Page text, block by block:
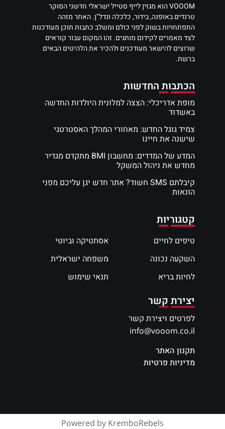
VOOOM הוא מגזין לייף סטייל ישראלי חדשני הסוקר
טרנדים באופנה, בידור, כלכלה ונדל"ן. האתר מזהה
התפתחויות בשוק לפני כולם ומשלב כתבות תוכן מעודכנות
לצד מאמרים לקידום מותגים. זהו המקום עבור קוראים
שרוצים להישאר מעודכנים ולהכיר את הלהיטים הבאים
ברשת.
הכתבות החדשות
מופת אדריכלי: הצצה למלונית היולדות החדשה
באשדוד
צמיד גוגל החדש: מאחורי המהלך האסטרטגי
שישנה את חיינו
המדע של המדדים: מחשבון BMI מתקדם מגדיר
מחדש את ניהול המשקל
קיבלתם SMS חשוד? אתר חדש יגן עליכם מפני
הונאות
קטגוריות
טיפים לחיים
השקעה נכונה
לחיות בריא
אסתטיקה וביוטי
משפחה ישראלית
תנאי שימוש
יצירת קשר
לפרטים ויצירת קשר
info@vooom.co.il
תקנון האתר
מדיניות פרטיות
Powered by KremboRebels